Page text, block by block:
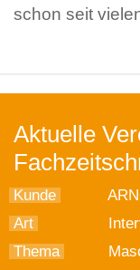
schon seit
Aktuelle
Kunde
Art
Thema